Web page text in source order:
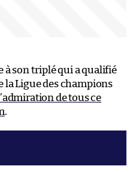
à son triplé qui a qualifié
la Ligue des champions
de tous ce
.